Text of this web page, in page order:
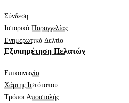
Σύνδεση
Ιστορικό Παραγγελίας
Ενημερωτικό Δελτίο
Εξυπηρέτηση Πελατών
Επικοινωνία
Χάρτης Ιστότοπου
Τρόποι Αποστολής